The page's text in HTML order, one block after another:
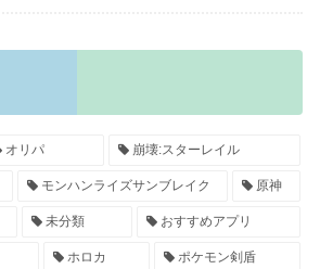
オリパ 崩壊:スターレイル
モンハンライズサンブレイク 原神
未分類 おすすめアプリ
ホロカ ポケモン剣盾